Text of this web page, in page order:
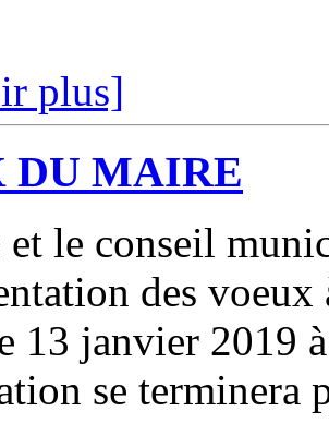
plus]
DU MAIRE
et le conseil
des
13 janvier 2019
se terminera